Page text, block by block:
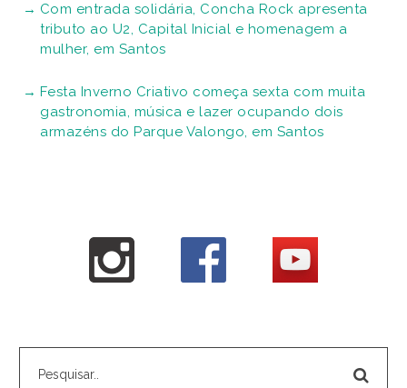
Com entrada solidária, Concha Rock apresenta
tributo ao U2, Capital Inicial e homenagem a
mulher, em Santos
Festa Inverno Criativo começa sexta com muita
gastronomia, música e lazer ocupando dois
armazéns do Parque Valongo, em Santos